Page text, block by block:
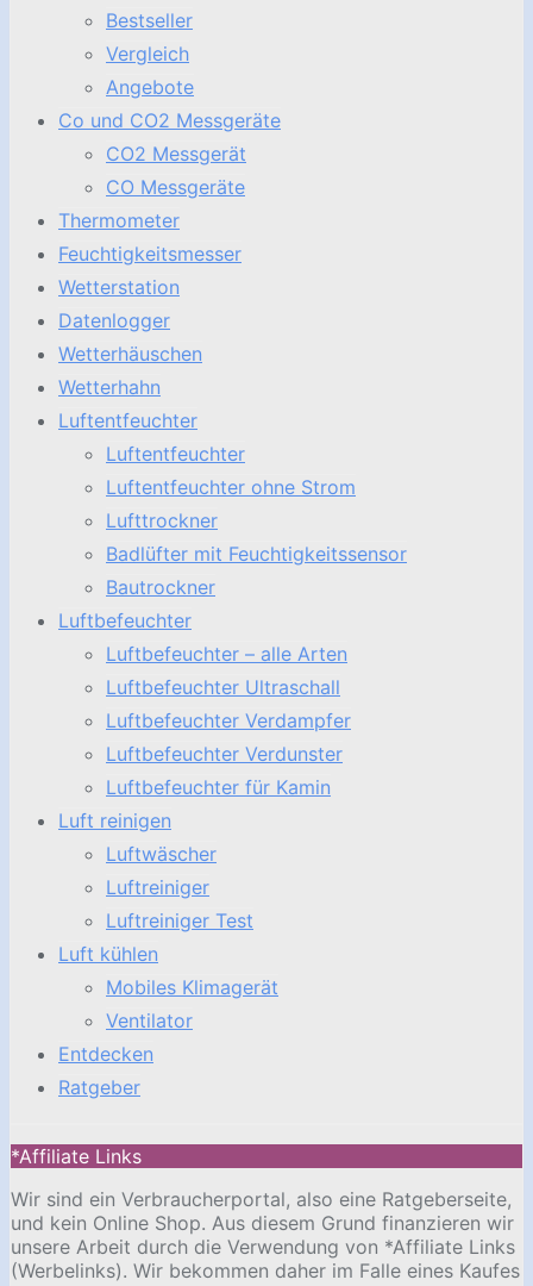
Bestseller
Vergleich
Angebote
Co und CO2 Messgeräte
CO2 Messgerät
CO Messgeräte
Thermometer
Feuchtigkeitsmesser
Wetterstation
Datenlogger
Wetterhäuschen
Wetterhahn
Luftentfeuchter
Luftentfeuchter
Luftentfeuchter ohne Strom
Lufttrockner
Badlüfter mit Feuchtigkeitssensor
Bautrockner
Luftbefeuchter
Luftbefeuchter – alle Arten
Luftbefeuchter Ultraschall
Luftbefeuchter Verdampfer
Luftbefeuchter Verdunster
Luftbefeuchter für Kamin
Luft reinigen
Luftwäscher
Luftreiniger
Luftreiniger Test
Luft kühlen
Mobiles Klimagerät
Ventilator
Entdecken
Ratgeber
*Affiliate Links
Wir sind ein Verbraucherportal, also eine Ratgeberseite,
und kein Online Shop. Aus diesem Grund finanzieren wir
unsere Arbeit durch die Verwendung von *Affiliate Links
(Werbelinks). Wir bekommen daher im Falle eines Kaufes